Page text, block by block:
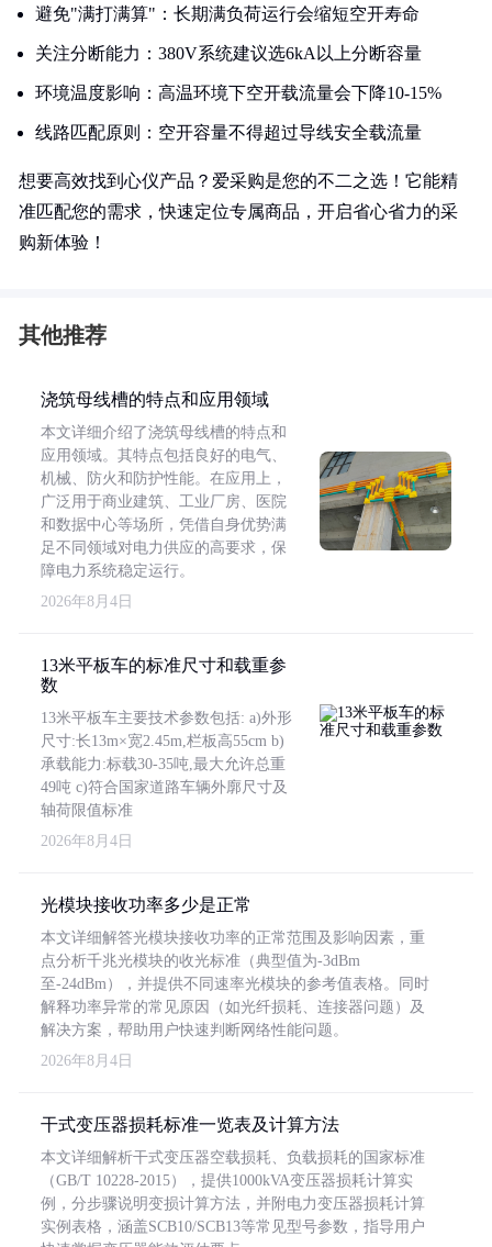
避免"满打满算"：长期满负荷运行会缩短空开寿命
关注分断能力：380V系统建议选6kA以上分断容量
环境温度影响：高温环境下空开载流量会下降10-15%
线路匹配原则：空开容量不得超过导线安全载流量
想要高效找到心仪产品？爱采购是您的不二之选！它能精
准匹配您的需求，快速定位专属商品，开启省心省力的采
购新体验！
其他推荐
浇筑母线槽的特点和应用领域
本文详细介绍了浇筑母线槽的特点和
应用领域。其特点包括良好的电气、
机械、防火和防护性能。在应用上，
广泛用于商业建筑、工业厂房、医院
和数据中心等场所，凭借自身优势满
足不同领域对电力供应的高要求，保
障电力系统稳定运行。
2026年8月4日
13米平板车的标准尺寸和载重参
数
13米平板车主要技术参数包括: a)外形
尺寸:长13m×宽2.45m,栏板高55cm b)
承载能力:标载30-35吨,最大允许总重
49吨 c)符合国家道路车辆外廓尺寸及
轴荷限值标准
2026年8月4日
光模块接收功率多少是正常
本文详细解答光模块接收功率的正常范围及影响因素，重
点分析千兆光模块的收光标准（典型值为-3dBm
至-24dBm），并提供不同速率光模块的参考值表格。同时
解释功率异常的常见原因（如光纤损耗、连接器问题）及
解决方案，帮助用户快速判断网络性能问题。
2026年8月4日
干式变压器损耗标准一览表及计算方法
本文详细解析干式变压器空载损耗、负载损耗的国家标准
（GB/T 10228-2015），提供1000kVA变压器损耗计算实
例，分步骤说明变损计算方法，并附电力变压器损耗计算
实例表格，涵盖SCB10/SCB13等常见型号参数，指导用户